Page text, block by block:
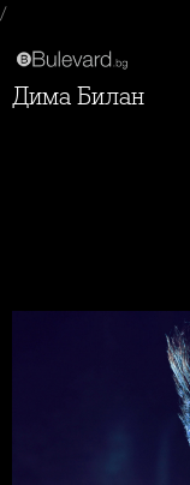
/
Дима Билан